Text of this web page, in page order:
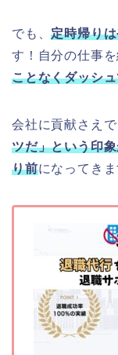
でも、定時帰り
す！自分の仕事
ことなくダッシ
会社に貢献さえ
ツだ」という印
り前になってきま